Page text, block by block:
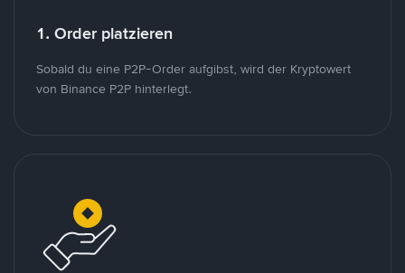
1. Order platzieren
Sobald du eine P2P-Order aufgibst, wird der Kryptowert
von Binance P2P hinterlegt.